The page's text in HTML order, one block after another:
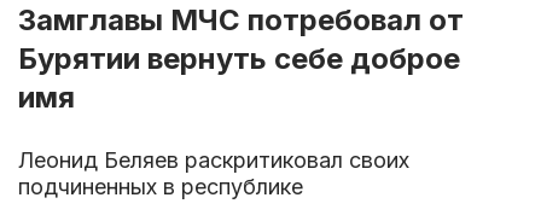
Замглавы МЧС потребовал от
Бурятии вернуть себе доброе
имя
Леонид Беляев раскритиковал своих
подчиненных в республике